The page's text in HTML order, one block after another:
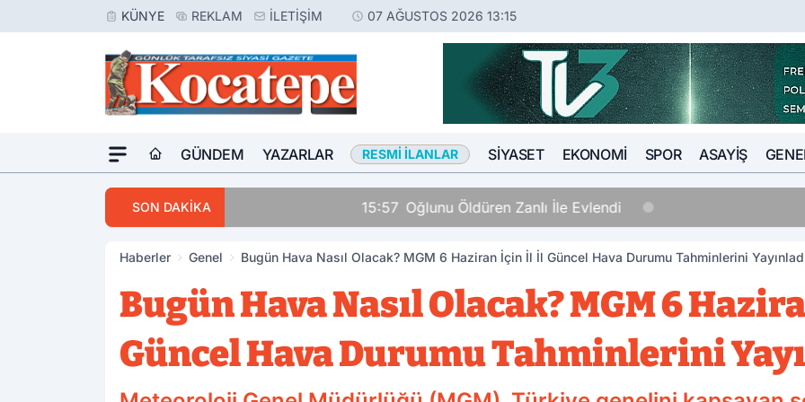
KÜNYE REKLAM İLETIŞIM 07 AĞUSTOS 2026 13:15
GÜNDEM YAZARLAR RESMI İLANLAR SIYASET EKONOMI SPOR ASAYIŞ
SON DAKİKA Oğlunu Öldüren Zanlı İle Evlendi
Haberler Genel Bugün Hava Nasıl Olacak? MGM 6 Haziran İçin İl İl Güncel Hava Durumu Tahminlerini
Bugün Hava Nasıl Olacak? MGM 6
Güncel Hava Durumu Tahminlerini